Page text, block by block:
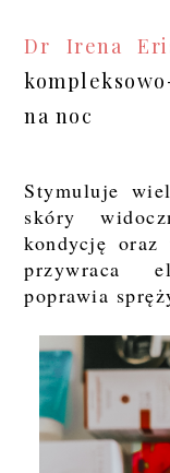
Dr Irena
na noc
Stymuluje
skóry
kondycję
przywraca
poprawia